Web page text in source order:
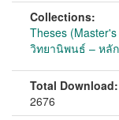
Collections:
Theses
วิทยานิพนธ์ – หลั
Total Download:
2676